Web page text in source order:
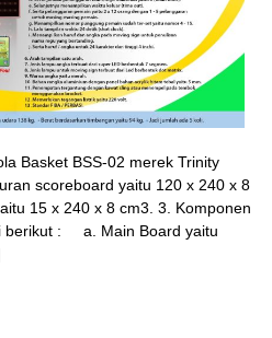
Basket BSS-02 merek Trinity
scoreboard yaitu 120 x 240 x 8
15 x 240 x 8 cm3. 3. Komponen
berikut : a. Main Board yaitu